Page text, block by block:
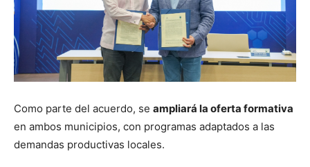
Como parte del acuerdo, se ampliará la oferta formativa
en ambos municipios, con programas adaptados a las
demandas productivas locales.